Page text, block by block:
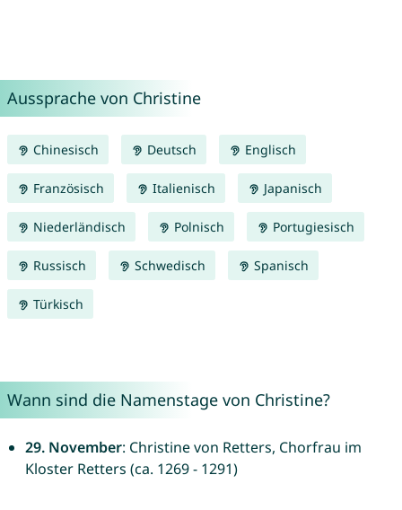
Aussprache von Christine
Chinesisch Deutsch Englisch
Französisch Italienisch Japanisch
Niederländisch Polnisch Portugiesisch
Russisch Schwedisch Spanisch
Türkisch
Wann sind die Namenstage von Christine?
29. November: Christine von Retters, Chorfrau im
Kloster Retters (ca. 1269 - 1291)